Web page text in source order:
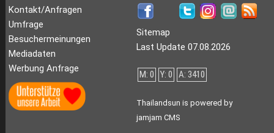
Kontakt/Anfragen
Umfrage
Besuchermeinungen
Mediadaten
Werbung Anfrage
Sitemap
Last Update 07.08.2026
M: 0 Y: 0 A: 3410
Thailandsun is powered by
jamjam CMS